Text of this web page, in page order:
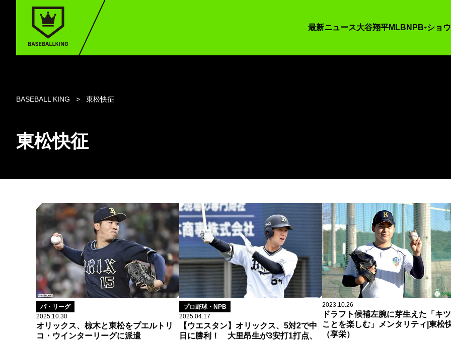
最新ニュース大谷翔平MLB NPB ショ
BASEBALL KING 東松快征
東松快征
パ・リーグ
2025.10.30
オリックス、椋木と東松をプエルトリ
コ・ウインターリーグに派遣
プロ野球・NPB
2025.04.17
【ウエスタン】オリックス、5対2で中
日に勝利！ 大里昂生が3安打1打点、
2023.10.26
ドラフト候補左腕に芽生えた「キ
ことを楽しむ」メンタリティ|東松
（享栄）